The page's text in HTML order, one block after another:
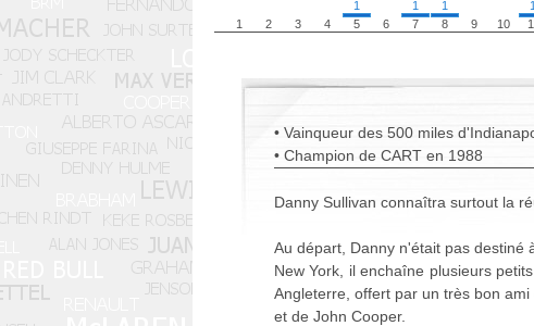
1 2 3 4
1
5
6
1
7
1
8
9 10
1
• Vainqueur des 500 miles
• Champion de CART en 1988
Danny Sullivan connaîtra surtout la
Au départ, Danny n'était pas destiné
New York, il enchaîne plusieurs
Angleterre, offert par un très bon
et de John Cooper.